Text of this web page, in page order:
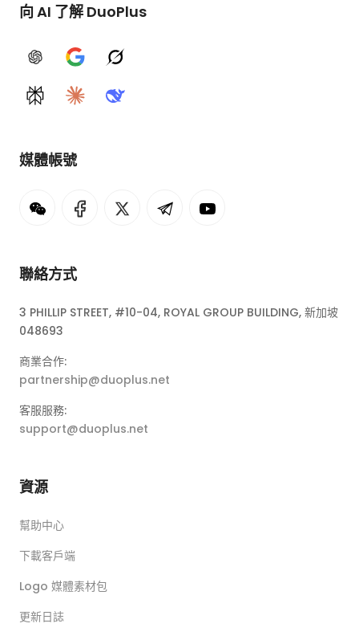
向 AI 了解 DuoPlus
ChatGPTGoogle AIGrok
PerplexityClaudeDeepSeek
媒體帳號
聯絡方式
3 PHILLIP STREET, #10-04, ROYAL GROUP BUILDING, 新加坡
048693
商業合作:
partnership@duoplus.net
客服服務:
support@duoplus.net
資源
幫助中心
下載客戶端
Logo 媒體素材包
更新日誌